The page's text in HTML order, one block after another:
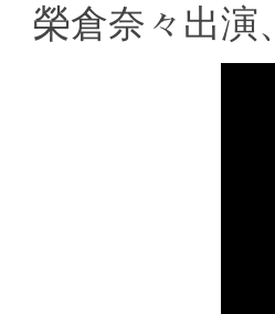
榮倉奈々出演